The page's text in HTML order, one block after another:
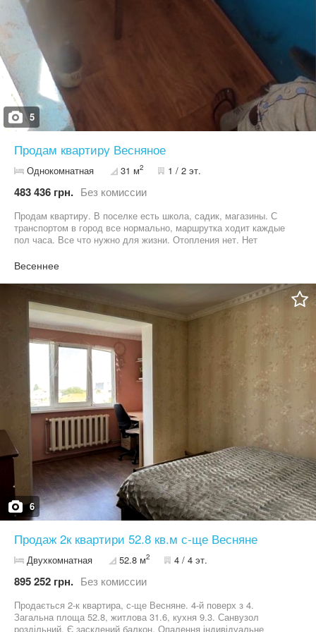
обращайтесь по телефону
5
Продам квартиру Весняное
Однокомнатная 31 м2 1 / 2 эт.
483 436 грн. Без комиссии
Продам квартиру. В поселке есть школа, садик, магазины. С
транспортом в город все нормально, маршрутка ходит каждые
пол часа. Все что нужно для жизни. Отопления нет. Нет
Весеннее
6
Продаж 2к квартири 52.8 кв.м с-ще Весняне
Двухкомнатная 52.8 м2 4 / 4 эт.
895 252 грн. Без комиссии
Продається 2-к квартира, с-ще Весняне. 4-й поверх з 4.
Загальна площа 52.8, житлова 31.6, кухня 9.3. Санвузол
роздільний. Є засклений балкон. Опалення індивідуальне